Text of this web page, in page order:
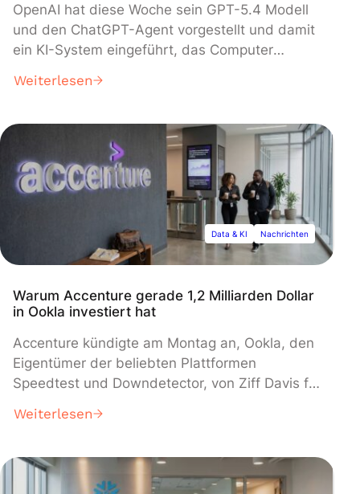
OpenAI hat diese Woche sein GPT-5.4 Modell
und den ChatGPT-Agent vorgestellt und damit
ein KI-System eingeführt, das Computer
wie Restaurantbuchungen,
durchzuführen. Der Agent, der in einer
virtuellen Umgebung operiert und für
irreversible Aktionen die Zustimmung des
Nutzers erfordert, markiert einen wesentlichen
Wandel von konversationeller KI hin zu
autonomen Systemen, auch wenn aktuelle
Demonstrationen zeigen, dass Aufgaben 15 bis
30 Minuten zur Fertigstellung benötigen.
Weiterlesen
Data & KI Nachrichten
Warum Accenture gerade 1,2 Milliarden Dollar
in Ookla investiert hat
Accenture kündigte am Montag an, Ookla, den
Eigentümer der beliebten Plattformen
Speedtest und Downdetector, von Ziff Davis für
globale Beratungsriese erklärte, das Geschäft,
Portfolio von Ookla abdeckt, werde
entscheidende Datengrundlagen für
Weiterlesen